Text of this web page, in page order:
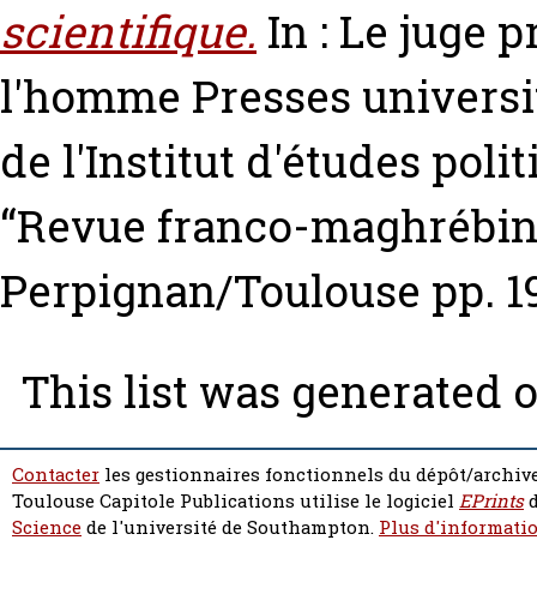
scientifique. In : Le juge
l'homme Presses
de l'Institut d'études
“Revue franco-
Perpignan/Toulouse pp.
This list was generated
Contacter les gestionnaires fonctionnels du dépôt/
Toulouse Capitole Publications utilise le logiciel EPrints
Sciencede l'université de Southampton. Plus